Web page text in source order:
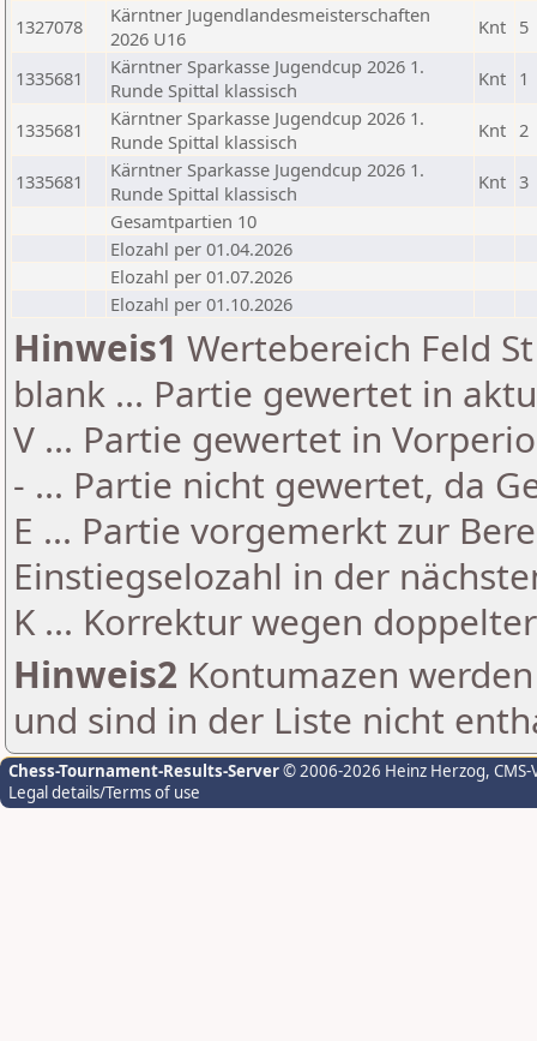
1327078
Kärntner Jugendlandesmeisterschaften
2026 U16
Knt 5
1335681
Kärntner Sparkasse Jugendcup 2026 1.
Runde Spittal klassisch
Knt 1
1335681
Kärntner Sparkasse Jugendcup 2026 1.
Runde Spittal klassisch
Knt 2
1335681
Kärntner Sparkasse Jugendcup 2026 1.
Runde Spittal klassisch
Knt 3
Gesamtpartien 10
Elozahl per 01.04.2026
Elozahl per 01.07.2026
Elozahl per 01.10.2026
Hinweis1 Wertebereich Feld
blank ... Partie gewertet in
V ... Partie gewertet in
- ... Partie nicht gewertet, da
E ... Partie vorgemerkt zur
Einstiegselozahl in der
K ... Korrektur wegen
Hinweis2 Kontumazen
und sind in der Liste nicht
Chess-Tournament-Results-Server© 2006-2026 Heinz Herzog,
Legal details/Terms of use